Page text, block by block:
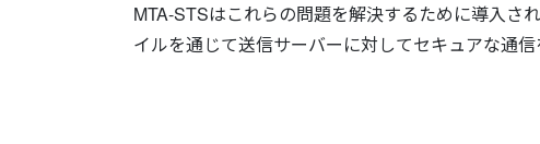
MTA-STSはこれらの問題を解決するために導入さ
イルを通じて送信サーバーに対してセキュアな通信